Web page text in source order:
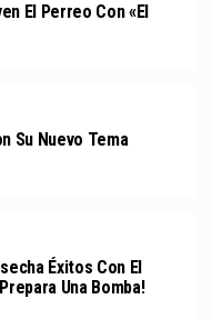
El Perreo Con «El
Su Nuevo Tema
Éxitos Con El
Una Bomba!